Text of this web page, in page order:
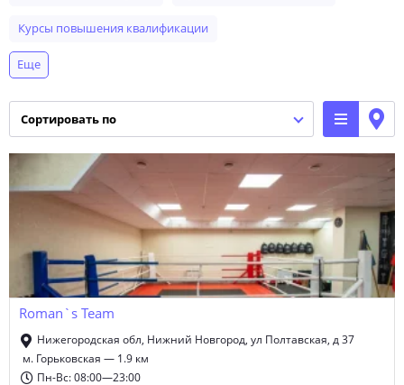
курсы повышения квалификации
курсы мастеров салонов красоты
классы иностранных языков автошкола
подготовка к экзаменам танцы для детей
курсы рисования курсы прикладного искусства
секция гимнастики секция футбола подготовка к ЕГЭ
спортивная школа школа современных танцев
подготовка к ОГЭ музыкальные курсы
курсы скорочтения
секция борьбы
Еще
сортировать по
Roman`s Team
Нижегородская обл, Нижний Новгород, ул Полтавская, д 37
м. Горьковская — 1.9 км
Пн-Вс: 08:00—23:00